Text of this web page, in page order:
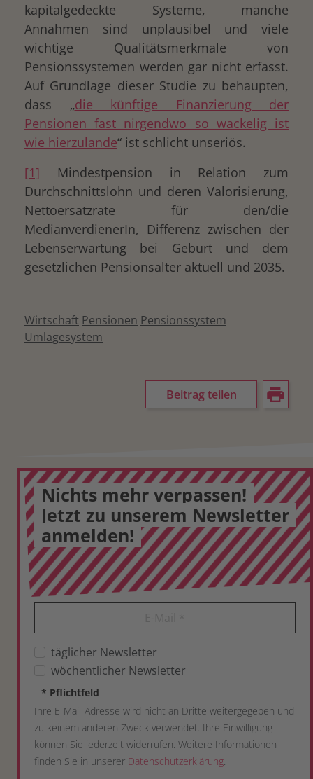
kapitalgedeckte Systeme, manche
Annahmen sind unplausibel und viele
wichtige Qualitätsmerkmale von
Pensionssystemen werden gar nicht erfasst.
Auf Grundlage dieser Studie zu behaupten,
dass „die künftige Finanzierung der
Pensionen fast nirgendwo so wackelig ist
wie hierzulande“ ist schlicht unseriös.
[1] Mindestpension in Relation zum
Durchschnittslohn und deren Valorisierung,
Nettoersatzrate für den/die
MedianverdienerIn, Differenz zwischen der
Lebenserwartung bei Geburt und dem
gesetzlichen Pensionsalter aktuell und 2035.
Wirtschaft Pensionen Pensionssystem
Umlagesystem
Beitrag teilen
Nichts mehr verpassen!
Jetzt zu unserem Newsletter
anmelden!
täglicher Newsletter
wöchentlicher Newsletter
* Pflichtfeld
Ihre E-Mail-Adresse wird nicht an Dritte weitergegeben und
zu keinem anderen Zweck verwendet. Ihre Einwilligung
können Sie jederzeit widerrufen. Weitere Informationen
finden Sie in unserer Datenschutzerklärung.